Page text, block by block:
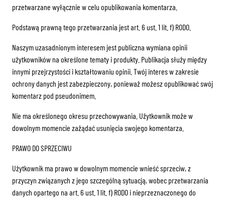
przetwarzane wyłącznie w celu opublikowania komentarza.
Podstawą prawną tego przetwarzania jest art. 6 ust. 1 lit. f) RODO.
Naszym uzasadnionym interesem jest publiczna wymiana opinii
użytkowników na określone tematy i produkty. Publikacja służy między
innymi przejrzystości i kształtowaniu opinii. Twój interes w zakresie
ochrony danych jest zabezpieczony, ponieważ możesz opublikować swój
komentarz pod pseudonimem.
Nie ma określonego okresu przechowywania. Użytkownik może w
dowolnym momencie zażądać usunięcia swojego komentarza.
PRAWO DO SPRZECIWU
Użytkownik ma prawo w dowolnym momencie wnieść sprzeciw, z
przyczyn związanych z jego szczególną sytuacją, wobec przetwarzania
danych opartego na art. 6 ust. 1 lit. f) RODO i nieprzeznaczonego do